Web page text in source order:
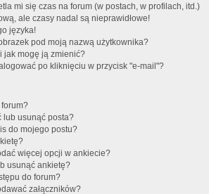
mi się czas na forum (w postach, w profilach, itd.)
ale czasy nadal są nieprawidłowe!
języka!
pod moją nazwą użytkownika?
jak mogę ją zmienić?
po kliknięciu w przycisk "e-mail"?
lub usunąć posta?
do mojego postu?
więcej opcji w ankiecie?
usunąć ankietę?
do forum?
załączników?